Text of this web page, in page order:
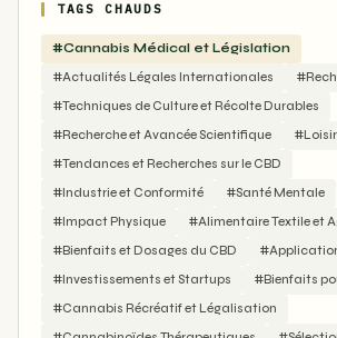
TAGS CHAUDS
#Cannabis Médical et Législation
#Actualités Légales Internationales
#Techniques de Culture et Récolte Durables
#Recherche et Avancée Scientifique
#Tendances et Recherches sur le CBD
#Industrie et Conformité
#Santé Mentale
#Impact Physique
#Alimentaire Textile et
#Bienfaits et Dosages du CBD
#Investissements et Startups
#Bienfaits
#Cannabis Récréatif et Légalisation